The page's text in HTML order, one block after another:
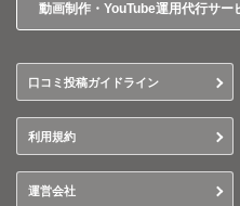
動画制作・YouTube運用代行サー
口コミ投稿ガイドライン
利用規約
運営会社